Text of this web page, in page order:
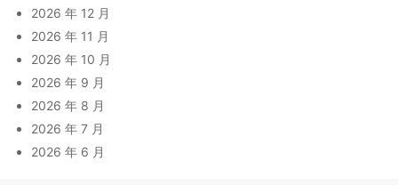
2026 年 12 月
2026 年 11 月
2026 年 10 月
2026 年 9 月
2026 年 8 月
2026 年 7 月
2026 年 6 月